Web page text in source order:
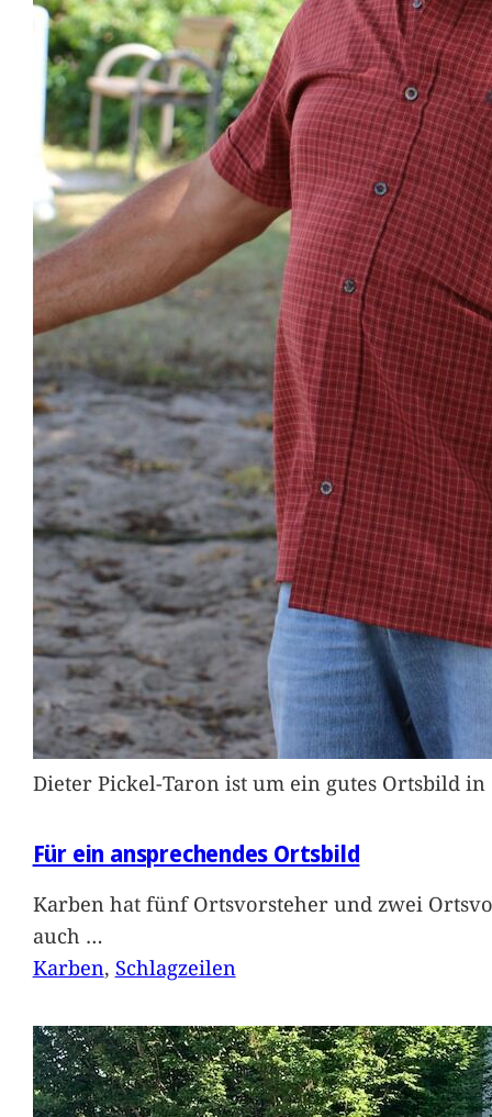
Dieter Pickel-Taron ist um ein gutes Ortsbild
Für ein ansprechendes Ortsbild
Karben hat fünf Ortsvorsteher und zwei
auch …
Karben, Schlagzeilen